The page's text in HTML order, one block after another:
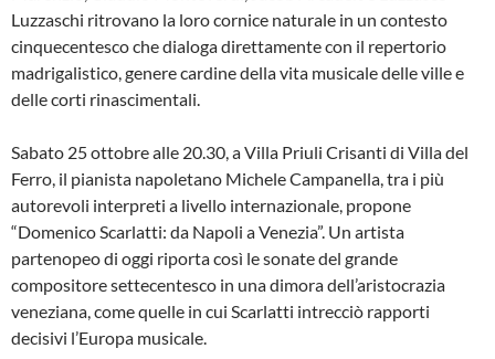
Luzzaschi ritrovano la loro cornice naturale in un contesto
cinquecentesco che dialoga direttamente con il repertorio
madrigalistico, genere cardine della vita musicale delle ville e
delle corti rinascimentali.
Sabato 25 ottobre alle 20.30, a Villa Priuli Crisanti di Villa del
Ferro, il pianista napoletano Michele Campanella, tra i più
autorevoli interpreti a livello internazionale, propone
“Domenico Scarlatti: da Napoli a Venezia”. Un artista
partenopeo di oggi riporta così le sonate del grande
compositore settecentesco in una dimora dell’aristocrazia
veneziana, come quelle in cui Scarlatti intrecciò rapporti
decisivi l’Europa musicale.